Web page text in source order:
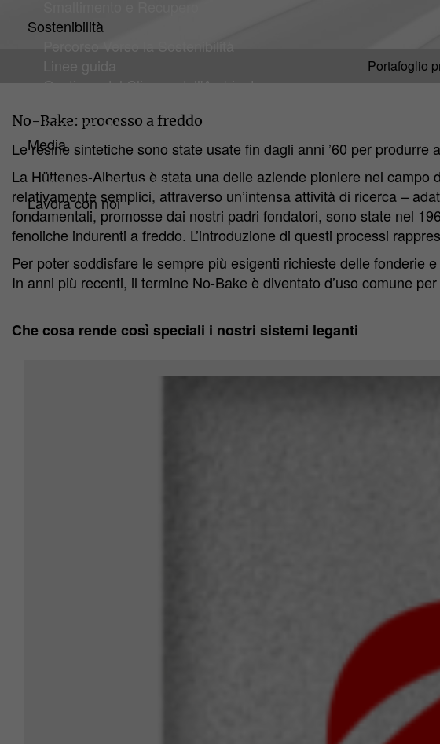
Sostenibilità
Iniziative HA
Media
News e articoli tecnici
Lavora con noi
Portafoglio
No-Bake: processo a freddo
Le resine sintetiche sono state usate fin dagli anni ’60 per
La Hüttenes-Albertus è stata una delle aziende pioniere nel
relativamente semplici, attraverso un’intensa attività di ricerca –
fondamentali, promosse dai nostri padri fondatori, sono state nel
fenoliche indurenti a freddo. L’introduzione di questi processi
Per poter soddisfare le sempre più esigenti richieste delle fonderie
In anni più recenti, il termine No-Bake è diventato d’uso comune
Che cosa rende così speciali i nostri sistemi leganti